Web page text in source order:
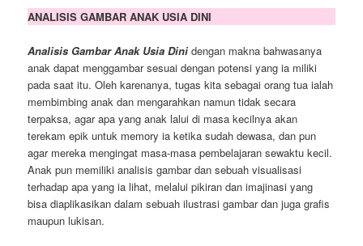
ANALISIS GAMBAR ANAK USIA DINI
Analisis Gambar Anak Usia Dini dengan makna bahwasanya
anak dapat menggambar sesuai dengan potensi yang ia miliki
pada saat itu. Oleh karenanya, tugas kita sebagai orang tua ialah
membimbing anak dan mengarahkan namun tidak secara
terpaksa, agar apa yang anak lalui di masa kecilnya akan
terekam epik untuk memory ia ketika sudah dewasa, dan pun
agar mereka mengingat masa-masa pembelajaran sewaktu kecil.
Anak pun memiliki analisis gambar dan sebuah visualisasi
terhadap apa yang ia lihat, melalui pikiran dan imajinasi yang
bisa diaplikasikan dalam sebuah ilustrasi gambar dan juga grafis
maupun lukisan.